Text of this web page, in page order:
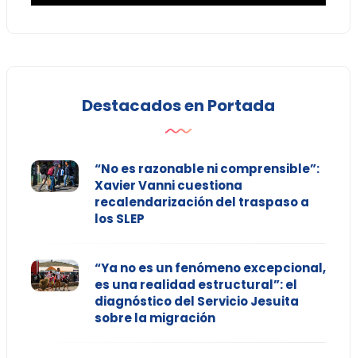
Destacados en Portada
“No es razonable ni comprensible”:
Xavier Vanni cuestiona
recalendarización del traspaso a
los SLEP
“Ya no es un fenómeno excepcional,
es una realidad estructural”: el
diagnóstico del Servicio Jesuita
sobre la migración